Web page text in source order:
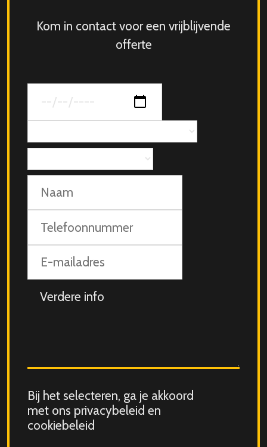
Kom in contact voor een vrijblijvende
offerte
van
jouw
personen
mailadres
Aanvullende
info
Consent
for
storing
Bij het selecteren, ga je akkoord
met ons privacybeleid en
cookiebeleid